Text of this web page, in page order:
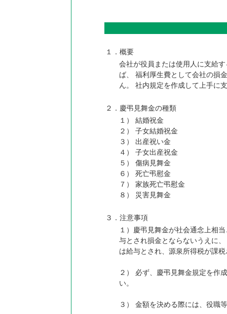
１．概要
会社が役員または使用人に支給
ば、 福利厚生費として会社の損
ん。 社内規定を作成して上手に
２．慶弔見舞金の種類
１） 結婚祝金
２） 子女結婚祝金
３） 出産祝い金
４） 子女出産祝金
５） 傷病見舞金
６） 死亡弔慰金
７） 家族死亡弔慰金
８） 災害見舞金
３．注意事項
１）慶弔見舞金が社会通念上相
与とされ損金とならないうえに
は給与とされ、源泉所得税が課
２） 必ず、慶弔見舞金規定を作
い。
３） 金額を決める際には、役職